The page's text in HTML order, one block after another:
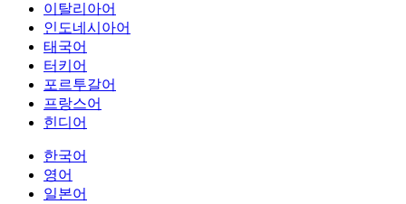
이탈리아어
인도네시아어
태국어
터키어
포르투갈어
프랑스어
힌디어
한국어
영어
일본어